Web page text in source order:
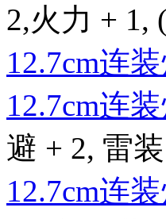
2,火力 +
12.7cm连
12.7cm连
避 + 2, 雷
12.7cm连